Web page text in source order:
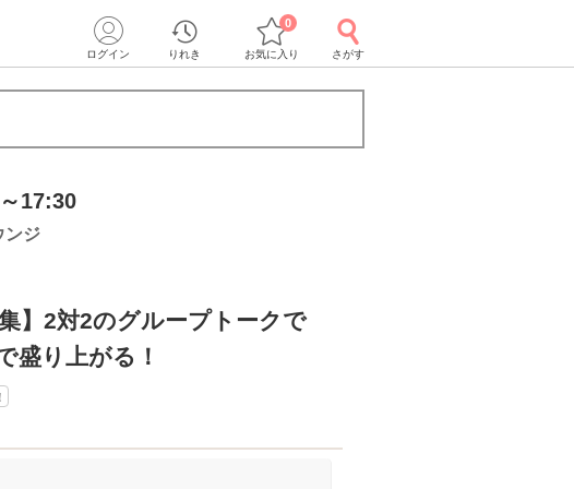
ログイン りれき お気に入り
0
さがす
17:30
ンジ
集】2対2のグループトークで
盛り上がる！